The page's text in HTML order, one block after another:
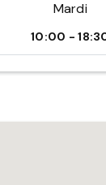
Mardi
10:00 -